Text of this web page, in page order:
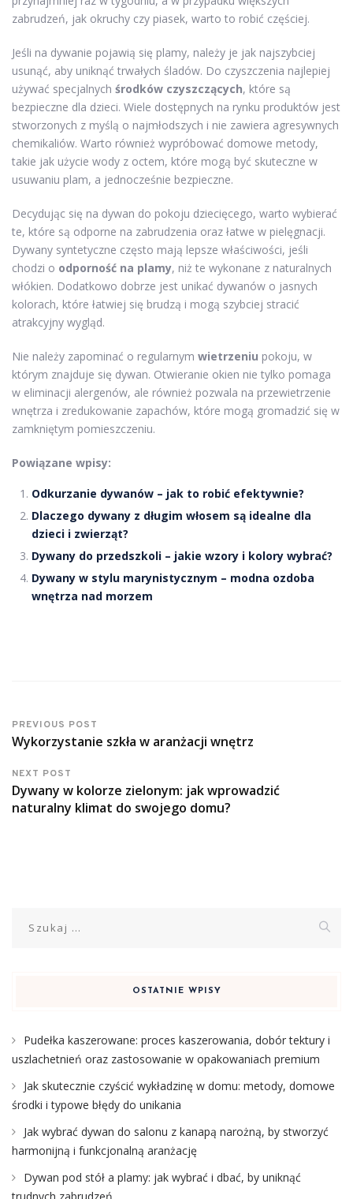
zabrudzeń, jak okruchy czy piasek, warto to robić częściej.
Jeśli na dywanie pojawią się plamy, należy je jak najszybciej
usunąć, aby uniknąć trwałych śladów. Do czyszczenia najlepiej
używać specjalnych środków czyszczących, które są
bezpieczne dla dzieci. Wiele dostępnych na rynku produktów jest
stworzonych z myślą o najmłodszych i nie zawiera agresywnych
chemikaliów. Warto również wypróbować domowe metody,
takie jak użycie wody z octem, które mogą być skuteczne w
usuwaniu plam, a jednocześnie bezpieczne.
Decydując się na dywan do pokoju dziecięcego, warto wybierać
te, które są odporne na zabrudzenia oraz łatwe w pielęgnacji.
Dywany syntetyczne często mają lepsze właściwości, jeśli
chodzi o odporność na plamy, niż te wykonane z naturalnych
włókien. Dodatkowo dobrze jest unikać dywanów o jasnych
kolorach, które łatwiej się brudzą i mogą szybciej stracić
atrakcyjny wygląd.
Nie należy zapominać o regularnym wietrzeniu pokoju, w
którym znajduje się dywan. Otwieranie okien nie tylko pomaga
w eliminacji alergenów, ale również pozwala na przewietrzenie
wnętrza i zredukowanie zapachów, które mogą gromadzić się w
zamkniętym pomieszczeniu.
Powiązane wpisy:
Odkurzanie dywanów – jak to robić efektywnie?
Dlaczego dywany z długim włosem są idealne dla
dzieci i zwierząt?
Dywany do przedszkoli – jakie wzory i kolory wybrać?
Dywany w stylu marynistycznym – modna ozdoba
wnętrza nad morzem
PREVIOUS POST
Wykorzystanie szkła w aranżacji wnętrz
NEXT POST
Dywany w kolorze zielonym: jak wprowadzić
naturalny klimat do swojego domu?
OSTATNIE WPISY
Pudełka kaszerowane: proces kaszerowania, dobór tektury i
uszlachetnień oraz zastosowanie w opakowaniach premium
Jak skutecznie czyścić wykładzinę w domu: metody, domowe
środki i typowe błędy do unikania
Jak wybrać dywan do salonu z kanapą narożną, by stworzyć
harmonijną i funkcjonalną aranżację
Dywan pod stół a plamy: jak wybrać i dbać, by uniknąć
trudnych zabrudzeń